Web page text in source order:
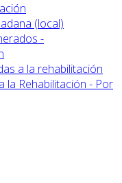
(local)
-
a la rehabilitación
la Rehabilitación - Por